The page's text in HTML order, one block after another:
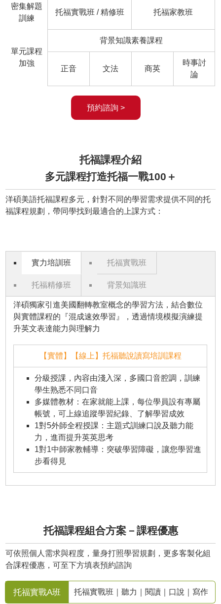
密集解題
訓練
托福實戰班 / 精修班 托福家教班
單元課程
加強
背景知識素養課程
正音 文法 商英
時事討
論
預約諮詢 >
托福課程介紹
多元課程打造托福一戰100＋
洋碩美語托福課程多元，針對不同的學習需求提供不同的托
福課程規劃，帶同學找到最適合的上課方式：
實力培訓班 托福實戰班
托福精修班 背景知識班
洋碩獨家引進美國翻轉教室概念的學習方法，結合數位
與實體課程的『混成速效學習』，透過情境模擬演練提
升英文表達能力與理解力
【實體】【線上】托福聽說讀寫培訓課程
分級授課，內容由淺入深，多國口音腔調，訓練
學生熟悉不同口音
多媒體教材：在家就能上課，每位學員設有專屬
帳號，可上線追蹤學習紀錄、了解學習成效
1對5外師全程授課：主題式訓練口說及聽力能
力，進而提升英英思考
1對1中師家教輔導：突破學習障礙，讓您學習進
步看得見
托福課程組合方案－課程優惠
可依照個人需求與程度，量身打照學習規劃，更多客製化組
合課程優惠，可至下方填表預約諮詢
托福實戰A班 托福實戰班｜聽力｜閱讀｜口說｜寫作